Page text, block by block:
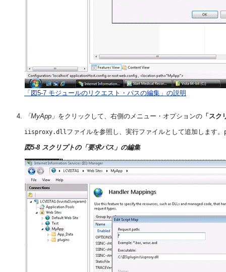
「図5-7 モジュールのリクエスト・パスの編集」の説明
「MyApp」 をクリックして、右側のメニュー・オプションの 「ス
iisproxy.dllファイルを参照し、実行ファイルとして追加します。
図5-8 スクリプトの「要求パス」の編集